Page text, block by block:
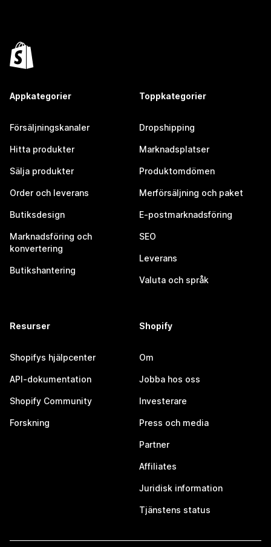
Appkategorier
Försäljningskanaler
Hitta produkter
Sälja produkter
Order och leverans
Butiksdesign
Marknadsföring och
konvertering
Butikshantering
Toppkategorier
Dropshipping
Marknadsplatser
Produktomdömen
Merförsäljning och paket
E-postmarknadsföring
SEO
Leverans
Valuta och språk
Resurser
Shopifys hjälpcenter
API-dokumentation
Shopify Community
Forskning
Shopify
Om
Jobba hos oss
Investerare
Press och media
Partner
Affiliates
Juridisk information
Tjänstens status